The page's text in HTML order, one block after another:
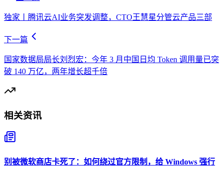
独家丨腾讯云AI业务突发调整，CTO王慧星分管云产品三部
下一篇
国家数据局局长刘烈宏：今年 3 月中国日均 Token 调用量已突
破 140 万亿，两年增长超千倍
相关资讯
别被微软商店卡死了：如何绕过官方限制，给 Windows 强行